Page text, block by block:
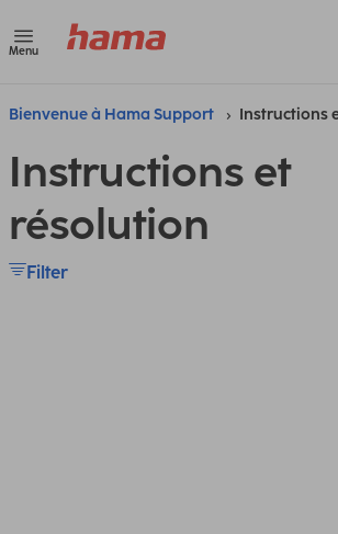
Menu
Bienvenue à Hama Support Instructions
Instructions et
résolution
Filter